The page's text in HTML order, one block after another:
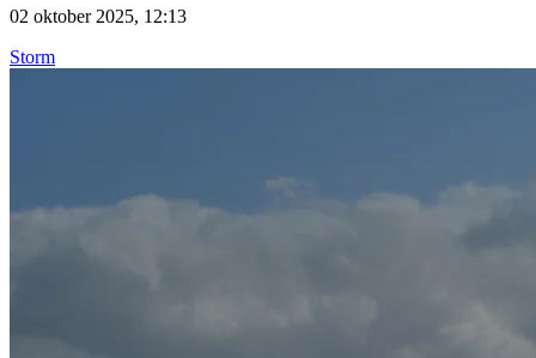
02 oktober 2025, 12:13
Storm